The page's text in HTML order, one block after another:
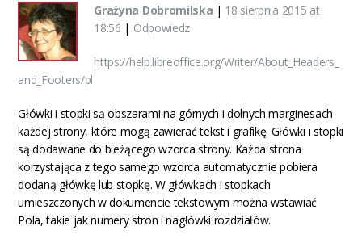
Grażyna Dobromilska | 18 sierpnia 2015 at
18:56 | Odpowiedz
https://help.libreoffice.org/Writer/About_Headers_
and_Footers/pl
Główki i stopki są obszarami na górnych i dolnych marginesach
każdej strony, które mogą zawierać tekst i grafikę. Główki i stopki
są dodawane do bieżącego wzorca strony. Każda strona
korzystająca z tego samego wzorca automatycznie pobiera
dodaną główkę lub stopkę. W główkach i stopkach
umieszczonych w dokumencie tekstowym można wstawiać
Pola, takie jak numery stron i nagłówki rozdziałów.